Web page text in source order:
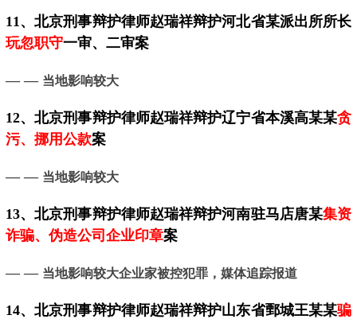
11、北京刑事辩护律师赵瑞祥辩护河北省某派出所所长
玩忽职守一审、二审案
— — 当地影响较大
12、北京刑事辩护律师赵瑞祥辩护辽宁省本溪高某某贪
污、挪用公款案
— — 当地影响较大
13、北京刑事辩护律师赵瑞祥辩护河南驻马店唐某集资
诈骗、伪造公司企业印章案
— — 当地影响较大企业家被控犯罪，媒体追踪报道
14、北京刑事辩护律师赵瑞祥辩护山东省鄄城王某某骗